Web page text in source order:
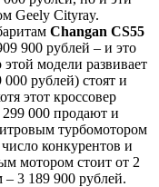
Geely Cityray.
Changan CS55
900 рублей – и это
модели развивает
рублей) стоят и
этот кроссовер
000 продают и
турбомотором
конкурентов и
мотором стоит от 2
3 189 900 рублей.